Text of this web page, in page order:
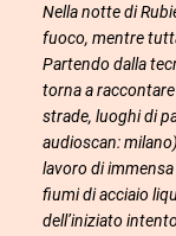
Nella notte di
fuoco, mentre
Partendo dalla
torna a
strade, luoghi di
audioscan:
lavoro di
fiumi di acciaio
dell’iniziato